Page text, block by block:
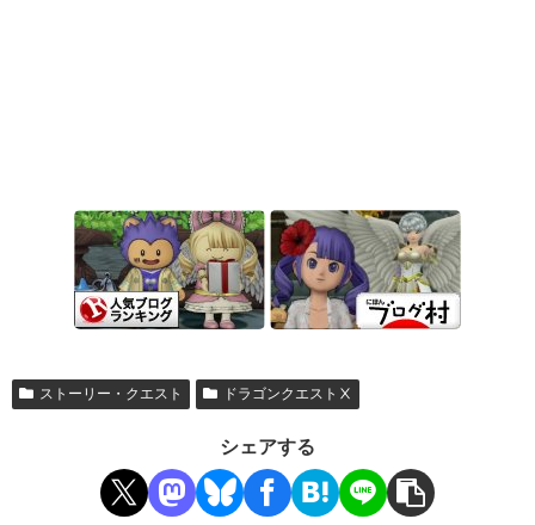
ストーリー・クエスト ドラゴンクエストⅩ
シェアする